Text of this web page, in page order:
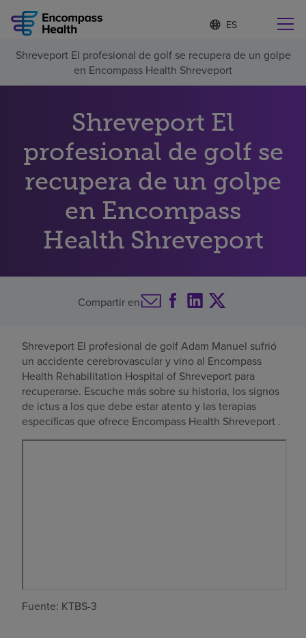
Lista
de
idiomas
contraída
d
o
m
a
e
c
c
o
a
o
Encuentre una localidad cerca de usted
Por qué debe elegirnos
Servicios de rehabilitación
Pacientes y cuidadores
Recursos de salud
Inversores
Empleos
Shreveport El profesional de golf se recupera de un golpe
en Encompass Health Shreveport
Shreveport El
profesional de golf se
recupera de un golpe
en Encompass
Health Shreveport
Compartir en
Shreveport El profesional de golf Adam Manuel sufrió
un accidente cerebrovascular y vino al Encompass
Health Rehabilitation Hospital of Shreveport para
recuperarse. Escuche más sobre su historia, los signos
de ictus a los que debe estar atento y las terapias
específicas que ofrece Encompass Health Shreveport .
Fuente: KTBS-3